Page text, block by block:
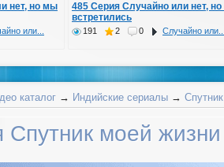
нет, но мы
или...
485 Серия Случайно или нет,
встретились
191 2 0 Случайно
каталог → Индийские сериалы →
Спутник моей жизни